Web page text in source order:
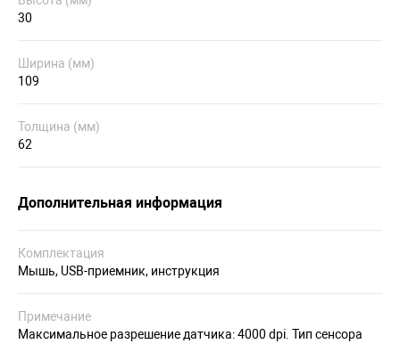
30
Ширина (мм)
109
Толщина (мм)
62
Дополнительная информация
Комплектация
Мышь, USB-приемник, инструкция
Примечание
Максимальное разрешение датчика: 4000 dpi. Тип сенсора